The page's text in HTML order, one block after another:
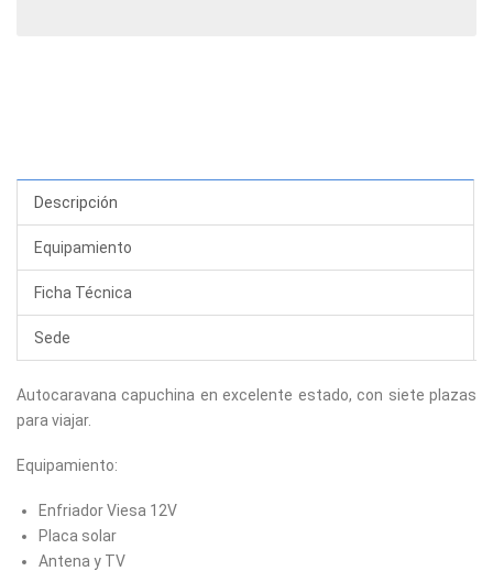
Descripción
Equipamiento
Ficha Técnica
Sede
Autocaravana capuchina en excelente estado, con siete plazas
para viajar.
Equipamiento:
Enfriador Viesa 12V
Placa solar
Antena y TV